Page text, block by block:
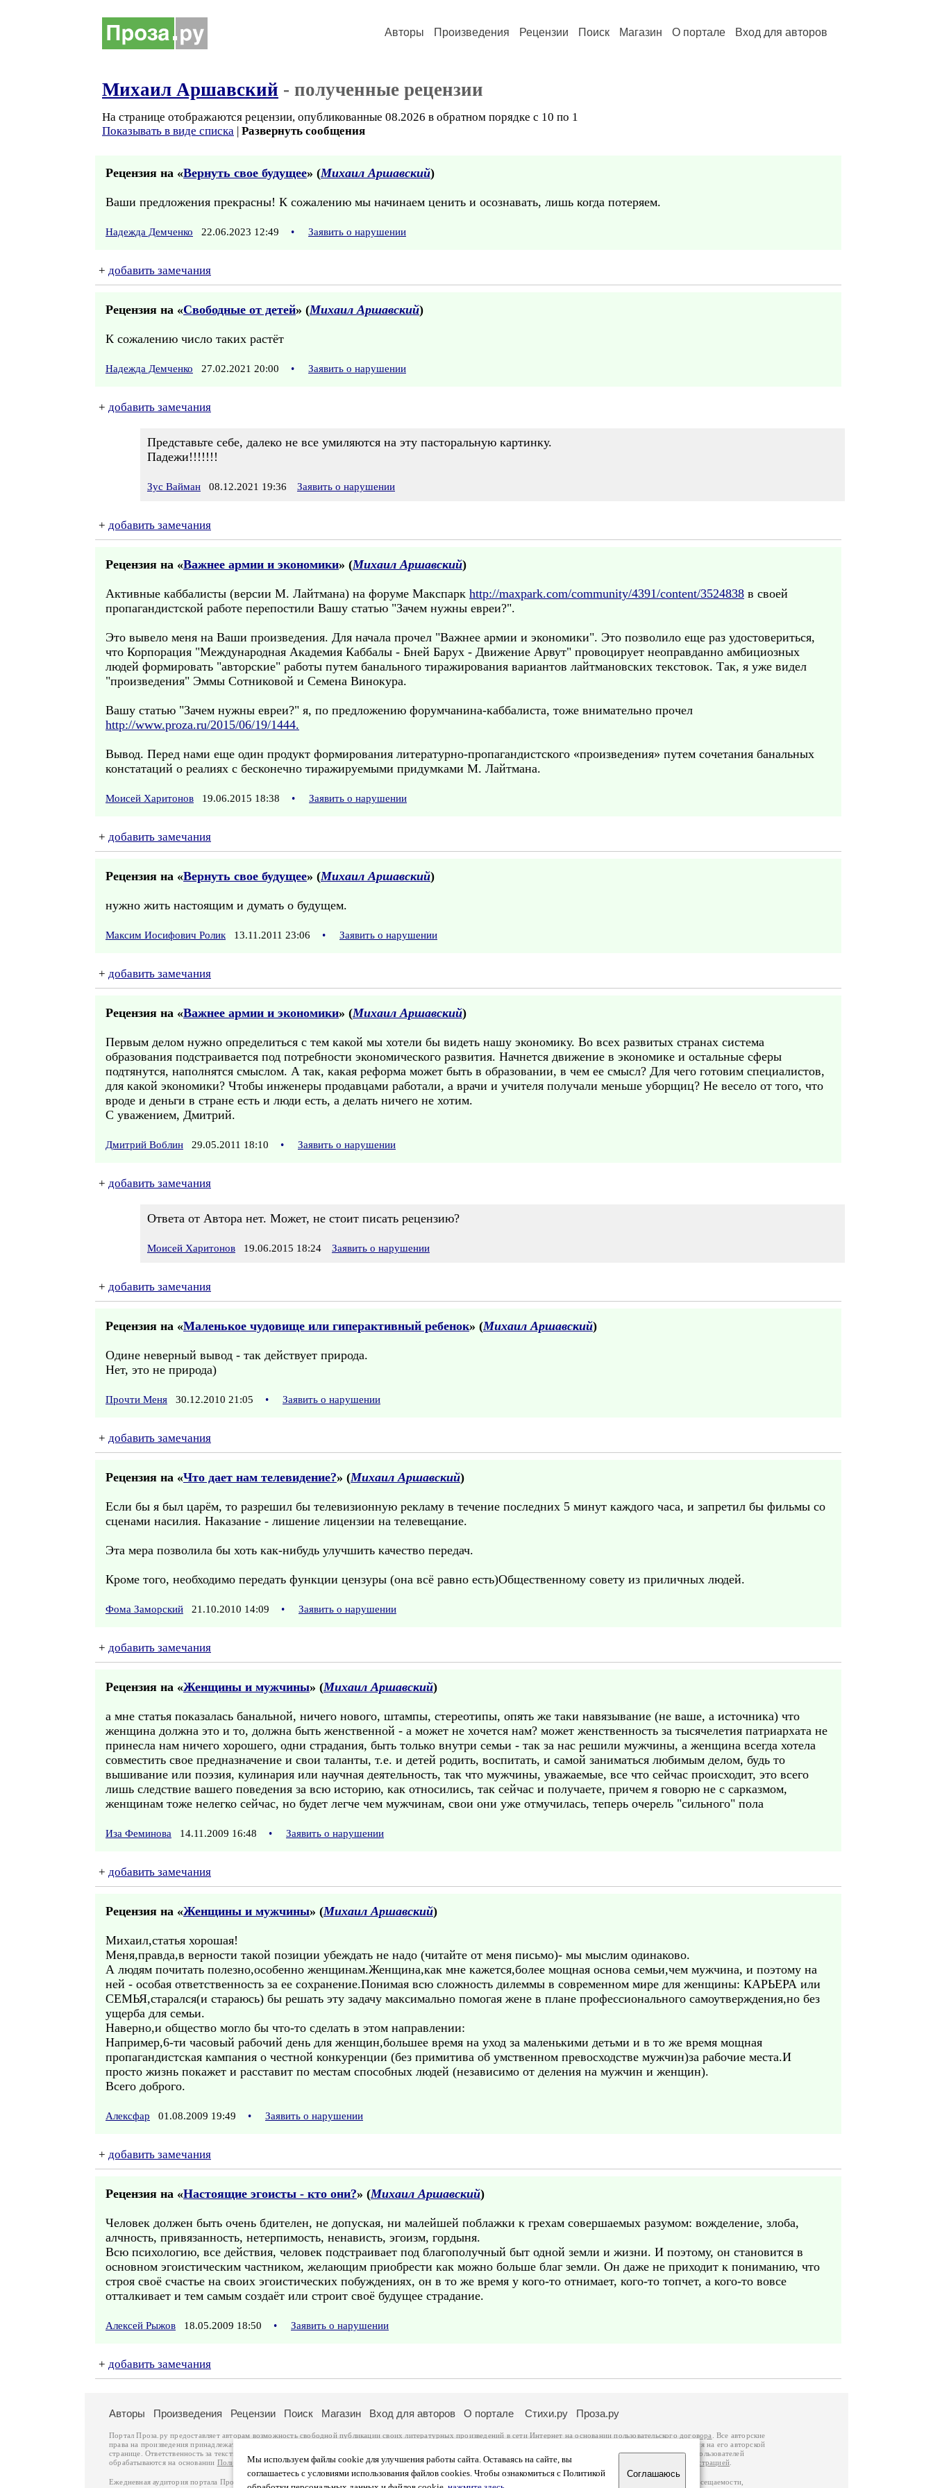
Авторы Произведения Рецензии Поиск Магазин О портале Вход для авторов
Михаил Аршавский - полученные рецензии
На странице отображаются рецензии, опубликованные 08.2026 в обратном порядке с 10 по 1
Показывать в виде списка | Развернуть сообщения
Рецензия на «Вернуть свое будущее» (Михаил Аршавский)
Ваши предложения прекрасны! К сожалению мы начинаем ценить и осознавать, лишь когда потеряем.
Надежда Демченко 22.06.2023 12:49 • Заявить о нарушении
+ добавить замечания
Рецензия на «Свободные от детей» (Михаил Аршавский)
К сожалению число таких растёт
Надежда Демченко 27.02.2021 20:00 • Заявить о нарушении
+ добавить замечания
Представьте себе, далеко не все умиляются на эту пасторальную картинку.
Падежи!!!!!!!
Зус Вайман 08.12.2021 19:36 Заявить о нарушении
+ добавить замечания
Рецензия на «Важнее армии и экономики» (Михаил Аршавский)
Активные каббалисты (версии М. Лайтмана) на форуме Макспарк http://maxpark.com/community/4391/content/3524838 в своей
пропагандистской работе перепостили Вашу статью "Зачем нужны евреи?".
Это вывело меня на Ваши произведения. Для начала прочел "Важнее армии и экономики". Это позволило еще раз удостовериться,
что Корпорация "Международная Академия Каббалы - Бней Барух - Движение Арвут" провоцирует неоправданно амбициозных
людей формировать "авторские" работы путем банального тиражирования вариантов лайтмановских текстовок. Так, я уже видел
"произведения" Эммы Сотниковой и Семена Винокура.
Вашу статью "Зачем нужны евреи?" я, по предложению форумчанина-каббалиста, тоже внимательно прочел
http://www.proza.ru/2015/06/19/1444.
Вывод. Перед нами еще один продукт формирования литературно-пропагандистского «произведения» путем сочетания банальных
констатаций о реалиях с бесконечно тиражируемыми придумками М. Лайтмана.
Моисей Харитонов 19.06.2015 18:38 • Заявить о нарушении
+ добавить замечания
Рецензия на «Вернуть свое будущее» (Михаил Аршавский)
нужно жить настоящим и думать о будущем.
Максим Иосифович Ролик 13.11.2011 23:06 • Заявить о нарушении
+ добавить замечания
Рецензия на «Важнее армии и экономики» (Михаил Аршавский)
Первым делом нужно определиться с тем какой мы хотели бы видеть нашу экономику. Во всех развитых странах система
образования подстраивается под потребности экономического развития. Начнется движение в экономике и остальные сферы
подтянутся, наполнятся смыслом. А так, какая реформа может быть в образовании, в чем ее смысл? Для чего готовим специалистов,
для какой экономики? Чтобы инженеры продавцами работали, а врачи и учителя получали меньше уборщиц? Не весело от того, что
вроде и деньги в стране есть и люди есть, а делать ничего не хотим.
С уважением, Дмитрий.
Дмитрий Воблин 29.05.2011 18:10 • Заявить о нарушении
+ добавить замечания
Ответа от Автора нет. Может, не стоит писать рецензию?
Моисей Харитонов 19.06.2015 18:24 Заявить о нарушении
+ добавить замечания
Рецензия на «Маленькое чудовище или гиперактивный ребенок» (Михаил Аршавский)
Одине неверный вывод - так действует природа.
Нет, это не природа)
Прочти Меня 30.12.2010 21:05 • Заявить о нарушении
+ добавить замечания
Рецензия на «Что дает нам телевидение?» (Михаил Аршавский)
Если бы я был царём, то разрешил бы телевизионную рекламу в течение последних 5 минут каждого часа, и запретил бы фильмы со
сценами насилия. Наказание - лишение лицензии на телевещание.
Эта мера позволила бы хоть как-нибудь улучшить качество передач.
Кроме того, необходимо передать функции цензуры (она всё равно есть)Общественному совету из приличных людей.
Фома Заморский 21.10.2010 14:09 • Заявить о нарушении
+ добавить замечания
Рецензия на «Женщины и мужчины» (Михаил Аршавский)
а мне статья показалась банальной, ничего нового, штампы, стереотипы, опять же таки навязывание (не ваше, а источника) что
женщина должна это и то, должна быть женственной - а может не хочется нам? может женственность за тысячелетия патриархата не
принесла нам ничего хорошего, одни страдания, быть только внутри семьи - так за нас решили мужчины, а женщина всегда хотела
совместить свое предназначение и свои таланты, т.е. и детей родить, воспитать, и самой заниматься любимым делом, будь то
вышивание или поэзия, кулинария или научная деятельность, так что мужчины, уважаемые, все что сейчас происходит, это всего
лишь следствие вашего поведения за всю историю, как относились, так сейчас и получаете, причем я говорю не с сарказмом,
женщинам тоже нелегко сейчас, но будет легче чем мужчинам, свои они уже отмучилась, теперь очерель "сильного" пола
Иза Феминова 14.11.2009 16:48 • Заявить о нарушении
+ добавить замечания
Рецензия на «Женщины и мужчины» (Михаил Аршавский)
Михаил,статья хорошая!
Меня,правда,в верности такой позиции убеждать не надо (читайте от меня письмо)- мы мыслим одинаково.
А людям почитать полезно,особенно женщинам.Женщина,как мне кажется,более мощная основа семьи,чем мужчина, и поэтому на
ней - особая ответственность за ее сохранение.Понимая всю сложность дилеммы в современном мире для женщины: КАРЬЕРА или
СЕМЬЯ,старался(и стараюсь) бы решать эту задачу максимально помогая жене в плане профессионального самоутверждения,но без
ущерба для семьи.
Наверно,и общество могло бы что-то сделать в этом направлении:
Например,6-ти часовый рабочий день для женщин,большее время на уход за маленькими детьми и в то же время мощная
пропагандистская кампания о честной конкуренции (без примитива об умственном превосходстве мужчин)за рабочие места.И
просто жизнь покажет и расставит по местам способных людей (независимо от деления на мужчин и женщин).
Всего доброго.
Алексфар 01.08.2009 19:49 • Заявить о нарушении
+ добавить замечания
Рецензия на «Настоящие эгоисты - кто они?» (Михаил Аршавский)
Человек должен быть очень бдителен, не допуская, ни малейшей поблажки к грехам совершаемых разумом: вожделение, злоба,
алчность, привязанность, нетерпимость, ненависть, эгоизм, гордыня.
Всю психологию, все действия, человек подстраивает под благополучный быт одной земли и жизни. И поэтому, он становится в
основном эгоистическим частником, желающим приобрести как можно больше благ земли. Он даже не приходит к пониманию, что
строя своё счастье на своих эгоистических побуждениях, он в то же время у кого-то отнимает, кого-то топчет, а кого-то вовсе
отталкивает и тем самым создаёт или строит своё будущее страдание.
Алексей Рыжов 18.05.2009 18:50 • Заявить о нарушении
+ добавить замечания
Мы используем файлы cookie для улучшения работы сайта. Оставаясь на сайте, вы
соглашаетесь с условиями использования файлов cookies. Чтобы ознакомиться с Политикой
Соглашаюсь
Авторы Произведения Рецензии Поиск Магазин Вход для авторов О портале Стихи.ру Проза.ру
Портал Проза.ру предоставляет авторам возможность свободной публикации своих литературных произведений в сети Интернет на основаниипользовательского договора
. Все авторские
права на произведения принадлежат авторам и охраняются
. Перепечатка произведений возможна только с согласия его автора, к которому вы можете обратиться на его авторской
странице. Ответственность за тексты произведений авторы несут самостоятельно на основании
законодательства Российской Федерации. Данные пользователей
обрабатываются на основании Политики обработки персональных данных. Вы также можете посмотреть более подробнуюинформацию о портале связаться с администрацией
Ежедневная аудитория портала Проза.ру – порядка 100 тысяч посетителей, которые в общей сумме просматривают более полумиллиона страниц по данным счетчика посещаемости,